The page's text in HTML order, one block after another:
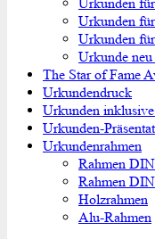
Urkunden
Urkunden
Urkunde neu
The Star of Fame
Urkundendruck
Urkunden
Urkunden-
Urkundenrahmen
Rahmen
Rahmen
Holzrahmen
Alu-Rahmen